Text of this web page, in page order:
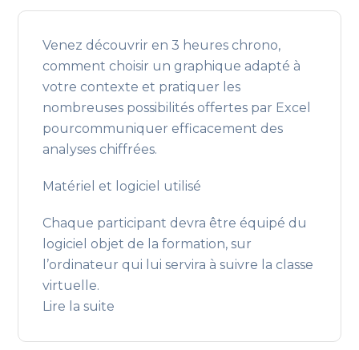
Venez découvrir en 3 heures chrono,
comment choisir un graphique adapté à
votre contexte et pratiquer les
nombreuses possibilités offertes par Excel
pourcommuniquer efficacement des
analyses chiffrées.
Matériel et logiciel utilisé
Chaque participant devra être équipé du
logiciel objet de la formation, sur
l’ordinateur qui lui servira à suivre la classe
virtuelle.
Lire la suite